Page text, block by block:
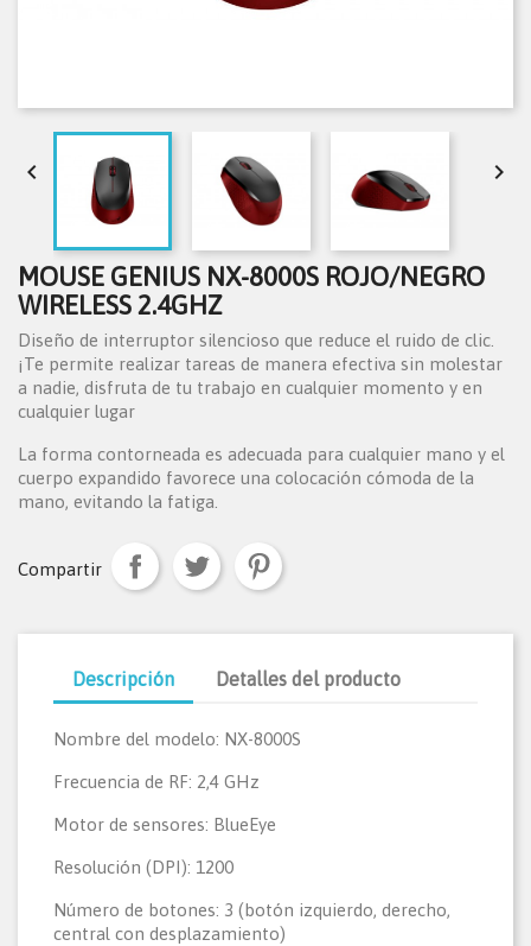
 
MOUSE GENIUS NX-8000S ROJO/NEGRO
WIRELESS 2.4GHZ
Diseño de interruptor silencioso que reduce el ruido de clic.
¡Te permite realizar tareas de manera efectiva sin molestar
a nadie, disfruta de tu trabajo en cualquier momento y en
cualquier lugar
La forma contorneada es adecuada para cualquier mano y el
cuerpo expandido favorece una colocación cómoda de la
mano, evitando la fatiga.
Compartir
Descripción Detalles del producto
Nombre del modelo: NX-8000S
Frecuencia de RF: 2,4 GHz
Motor de sensores: BlueEye
Resolución (DPI): 1200
Número de botones: 3 (botón izquierdo, derecho,
central con desplazamiento)